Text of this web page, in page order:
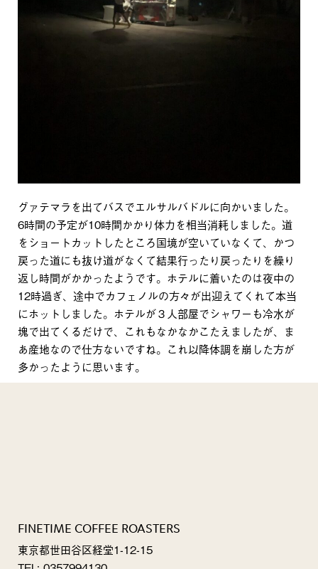
グァテマラを出てバスでエルサルバドルに向かいました。
6時間の予定が10時間かかり体力を相当消耗しました。道
をショートカットしたところ国境が空いていなくて、かつ
戻った道にも抜け道がなくて結果行ったり戻ったりを繰り
返し時間がかかったようです。ホテルに着いたのは夜中の
12時過ぎ、途中でカフェノルの方々が出迎えてくれて本当
にホットしました。ホテルが３人部屋でシャワーも冷水が
塊で出てくるだけで、これもなかなかこたえましたが、ま
あ産地なので仕方ないですね。これ以降体調を崩した方が
多かったように思います。
FINETIME COFFEE ROASTERS
東京都世田谷区経堂1-12-15